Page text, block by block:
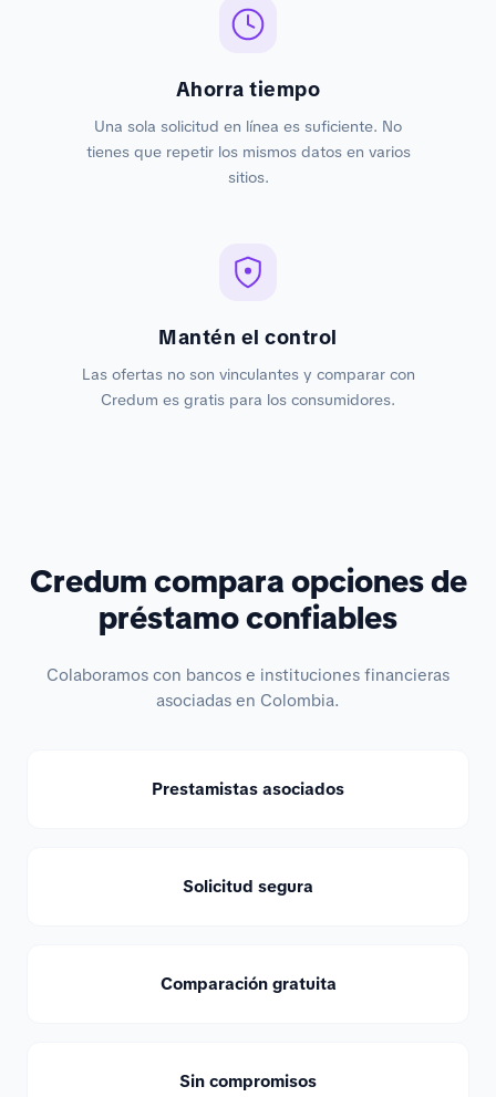
Ahorra tiempo
Una sola solicitud en línea es suficiente. No
tienes que repetir los mismos datos en varios
sitios.
Mantén el control
Las ofertas no son vinculantes y comparar con
Credum es gratis para los consumidores.
Credum compara opciones de
préstamo confiables
Colaboramos con bancos e instituciones financieras
asociadas en Colombia.
Prestamistas asociados
Solicitud segura
Comparación gratuita
Sin compromisos